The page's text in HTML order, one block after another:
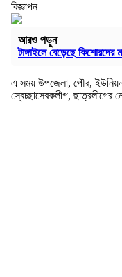
বিজ্ঞাপন
আরও পড়ুন
টাঙ্গাইলে বেড়েছে
এ সময় উপজেলা, পৌর,
স্বেচ্ছাসেবকলীগ, ছাত্রলীগের